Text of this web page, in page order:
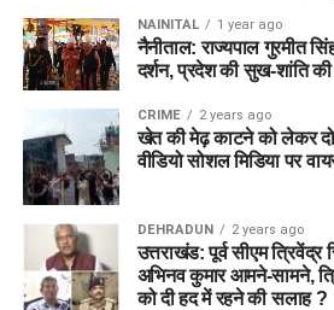
NAINITAL 1 year ago
नैनीताल: राज्यपाल गुरमीत
दर्शन, प्रदेश की सुख-शांति
CRIME 2 years ago
खेत की मेढ़ काटने को लेकर दो
वीडियो सोशल मिडिया पर
DEHRADUN 2 years ago
उत्तराखंड: पूर्व सीएम त्रिवेंद्र
अभिनव कुमार आमने-सामने,
को दी हद में रहने की सलाह ?